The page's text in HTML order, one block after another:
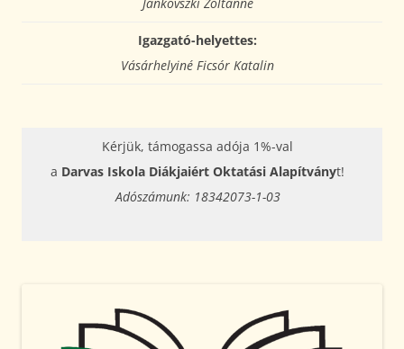
Igazgató-helyettes:
Vásárhelyiné Ficsór Katalin
Kérjük, támogassa adója 1%-val
a Darvas Iskola Diákjaiért Oktatási Alapítványt!
Adószámunk: 18342073-1-03